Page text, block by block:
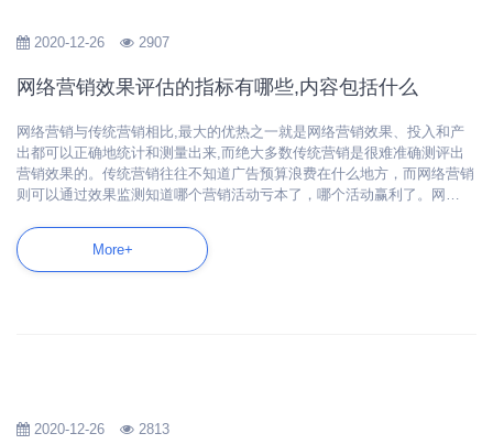
2020-12-26 2907
网络营销效果评估的指标有哪些,内容包括什么
网络营销与传统营销相比,最大的优热之一就是网络营销效果、投入和产
出都可以正确地统计和测量出来,而绝大多数传统营销是很难准确测评出
营销效果的。传统营销往往不知道广告预算浪费在什么地方，而网络营销
则可以通过效果监测知道哪个营销活动亏本了，哪个活动赢利了。网…
More+
2020-12-26 2813